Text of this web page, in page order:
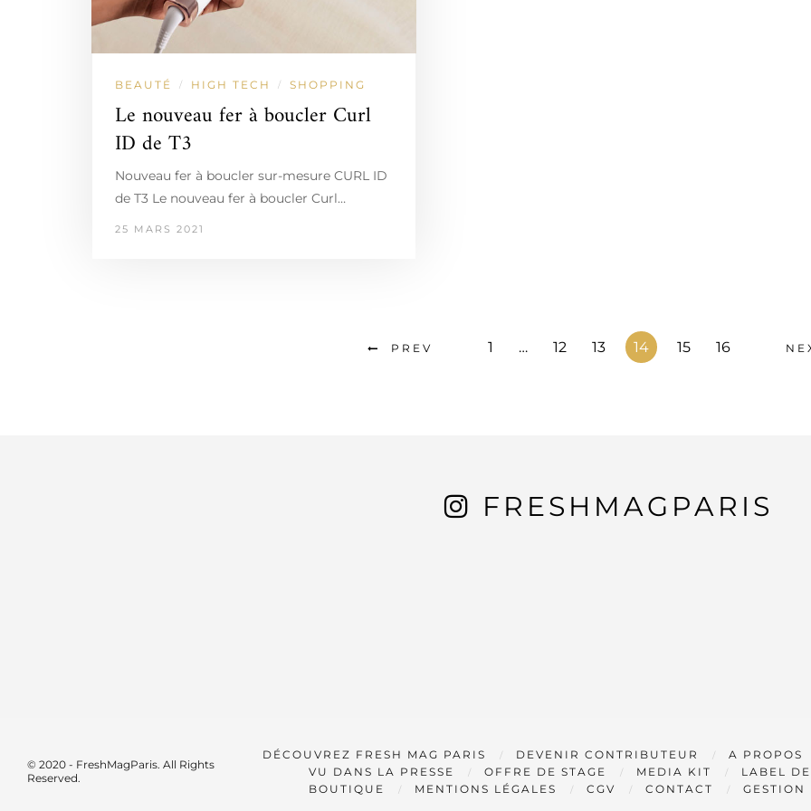
BEAUTÉ / HIGH TECH / SHOPPING
Le nouveau fer à boucler Curl
ID de T3
Nouveau fer à boucler sur-mesure CURL ID
de T3 Le nouveau fer à boucler Curl…
25 MARS 2021
PREV 1 … 12 13 14 15 16
FRESHMAGPARIS
© 2020 - FreshMagParis. All Rights
Reserved.
DÉCOUVREZ FRESH MAG PARIS DEVENIR CONTRIBUTEUR
A PROPOS
VU DANS LA PRESSE
OFFRE DE STAGE MEDIA KIT
LABEL
BOUTIQUE
MENTIONS LÉGALES CGV CONTACT GESTION